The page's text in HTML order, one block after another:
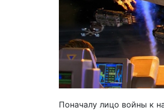
Поначалу лицо войны к